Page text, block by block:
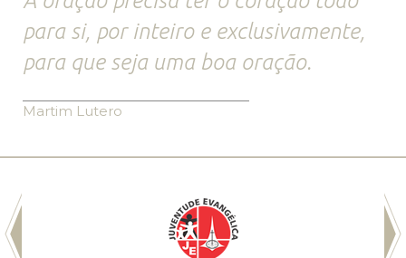
para si, por inteiro e exclusivamente,
para que seja uma boa oração.
Martim Lutero